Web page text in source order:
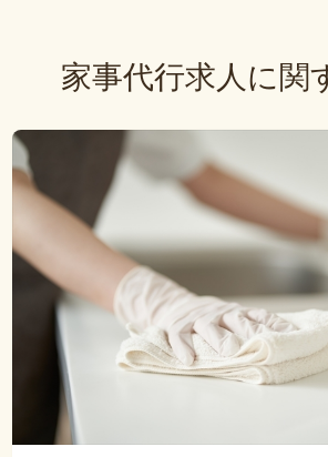
家事代行求人に関